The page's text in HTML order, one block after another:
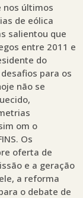
nos últimos
de eólica
salientou que
entre 2011 e
do
para os
não se
om o
Os
oferta de
e a geração
a reforma
o debate de